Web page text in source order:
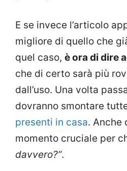
E se invece l’articolo
migliore di quello che
quel caso, è ora di dire
che di certo sarà più
dall’uso. Una volta
dovranno smontare
presenti in casa. Anche
momento cruciale per
davvero?”.